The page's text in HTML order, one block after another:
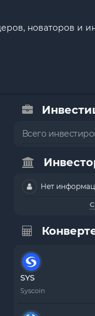
новаторов и
Всего
Нет
SYS
Syscoin